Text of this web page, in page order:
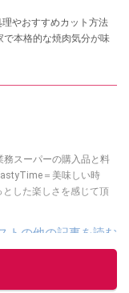
やおすすめカット方法
本格的な焼肉気分が味
務スーパーの購入品と料
＝美味しい時
した楽しさを感じて頂
トの他の記事を読む